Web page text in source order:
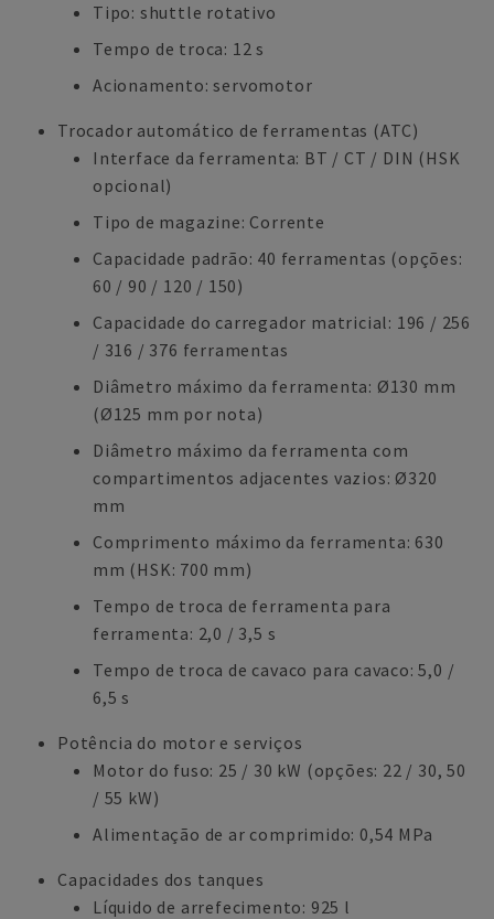
Tipo: shuttle rotativo
Tempo de troca: 12 s
Acionamento: servomotor
Trocador automático de ferramentas (ATC)
Interface da ferramenta: BT / CT / DIN (HSK
opcional)
Tipo de magazine: Corrente
Capacidade padrão: 40 ferramentas (opções:
60 / 90 / 120 / 150)
Capacidade do carregador matricial: 196 / 256
/ 316 / 376 ferramentas
Diâmetro máximo da ferramenta: Ø130 mm
(Ø125 mm por nota)
Diâmetro máximo da ferramenta com
compartimentos adjacentes vazios: Ø320
mm
Comprimento máximo da ferramenta: 630
mm (HSK: 700 mm)
Tempo de troca de ferramenta para
ferramenta: 2,0 / 3,5 s
Tempo de troca de cavaco para cavaco: 5,0 /
6,5 s
Potência do motor e serviços
Motor do fuso: 25 / 30 kW (opções: 22 / 30, 50
/ 55 kW)
Alimentação de ar comprimido: 0,54 MPa
Capacidades dos tanques
Líquido de arrefecimento: 925 l